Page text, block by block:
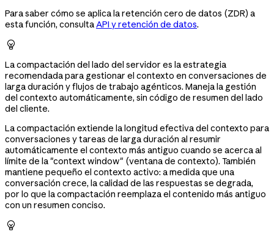
Para saber cómo se aplica la retención cero de datos (ZDR) a
esta función, consultaAPI y retención de datos.

La compactación del lado del servidor es la estrategia
recomendada para gestionar el contexto en conversaciones de
larga duración y flujos de trabajo agénticos. Maneja la gestión
del contexto automáticamente, sin código de resumen del lado
del cliente.
La compactación extiende la longitud efectiva del contexto para
conversaciones y tareas de larga duración al resumir
automáticamente el contexto más antiguo cuando se acerca al
límite de la "context window" (ventana de contexto). También
mantiene pequeño el contexto activo: a medida que una
conversación crece, la calidad de las respuestas se degrada,
por lo que la compactación reemplaza el contenido más antiguo
con un resumen conciso.
